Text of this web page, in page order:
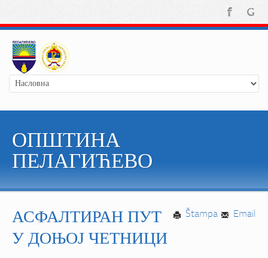
ОПШТИНА
ПЕЛАГИЋЕВО
Email
Štampa
АСФАЛТИРАН ПУТ
У ДОЊОЈ ЧЕТНИЦИ